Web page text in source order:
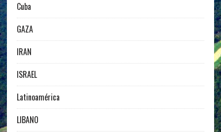
Cuba
GAZA
IRAN
ISRAEL
Latinoamérica
LIBANO